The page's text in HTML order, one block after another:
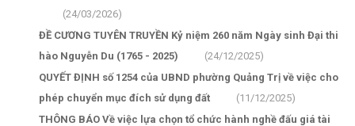
(24/03/2026)
ĐỀ CƯƠNG TUYÊN TRUYỀN Kỷ niệm 260 năm Ngày sinh Đại thi
hào Nguyễn Du (1765 - 2025)
(24/12/2025)
QUYẾT ĐỊNH số 1254 của UBND phường Quảng Trị về việc cho
phép chuyển mục đích sử dụng đất
(11/12/2025)
THÔNG BÁO Về việc lựa chọn tổ chức hành nghề đấu giá tài